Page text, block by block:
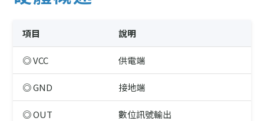
項目 說明
◎ VCC 供電端
◎ GND 接地端
◎ OUT 數位訊號輸出